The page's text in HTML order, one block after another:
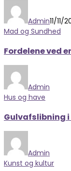
Admin11/11/
Mad og Sundhed
Fordelene ved
Admin
Hus og have
Gulvafslibning i
Admin
Kunst og kultur